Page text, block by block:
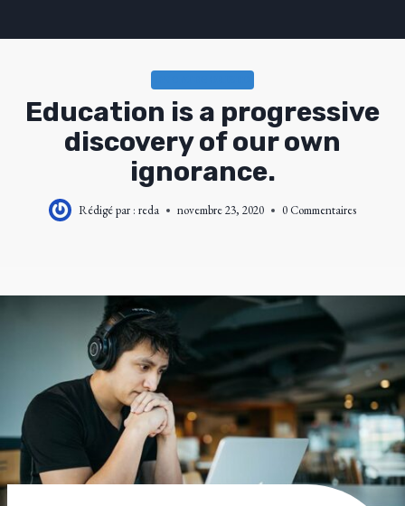
Education is a progressive
discovery of our own
ignorance.
Rédigé par : reda novembre 23, 2020 0 Commentaires